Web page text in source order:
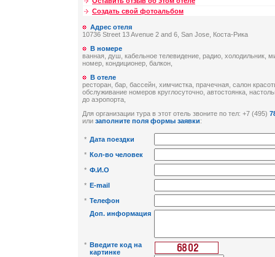
Создать свой фотоальбом
Адрес отеля
10736 Street 13 Avenue 2 and 6, San Jose, Коста-Рика
В номере
ванная, душ, кабельное телевидение, радио, холодильник,
номер, кондиционер, балкон,
В отеле
ресторан, бар, бассейн, химчистка, прачечная, салон
обслуживание номеров круглосуточно, автостоянка,
до аэропорта,
Для организации тура в этот отель звоните по тел: +7 (495)
или заполните поля формы заявки:
* Дата поездки
* Кол-во человек
* Ф.И.О
* E-mail
* Телефон
Доп. информация
* Введите код на
картинке